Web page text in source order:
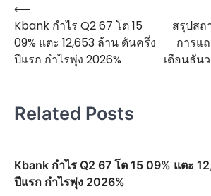
Post
navigation
⟵
Kbank กำไร Q2 67 โต 15
09% แตะ 12,653 ล้าน ดันครึ่ง
ปีแรก กำไรพุ่ง 2026%
สรุปสถ
การแ
เดือนธัน
Related Posts
Kbank กำไร Q2 67 โต 15 09% แตะ
ปีแรก กำไรพุ่ง 2026%